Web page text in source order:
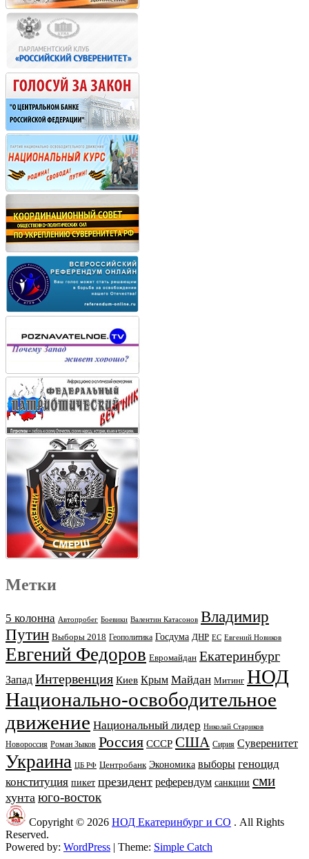
Метки
5 колонна Автопробег Боевики Валентин Катасонов Владимир
Путин Выборы 2018 Геополитика Госдума ДНР ЕС Евгений Новиков
Евгений Федоров Евромайдан Екатеринбург
Запад Интервенция Киев Крым Майдан Митинг НОД
Национально-освободительное
движение Национальный лидер Николай Стариков
Новороссия Роман Зыков Россия СССР США Сирия Суверенитет
Украина ЦБ РФ Центробанк Экономика выборы геноцид
конституция пикет президент референдум санкции сми
хунта юго-восток
Copyright © 2026 НОД Екатеринбург и СО . All Rights
Reserved.
Powered by: WordPress | Theme: Simple Catch